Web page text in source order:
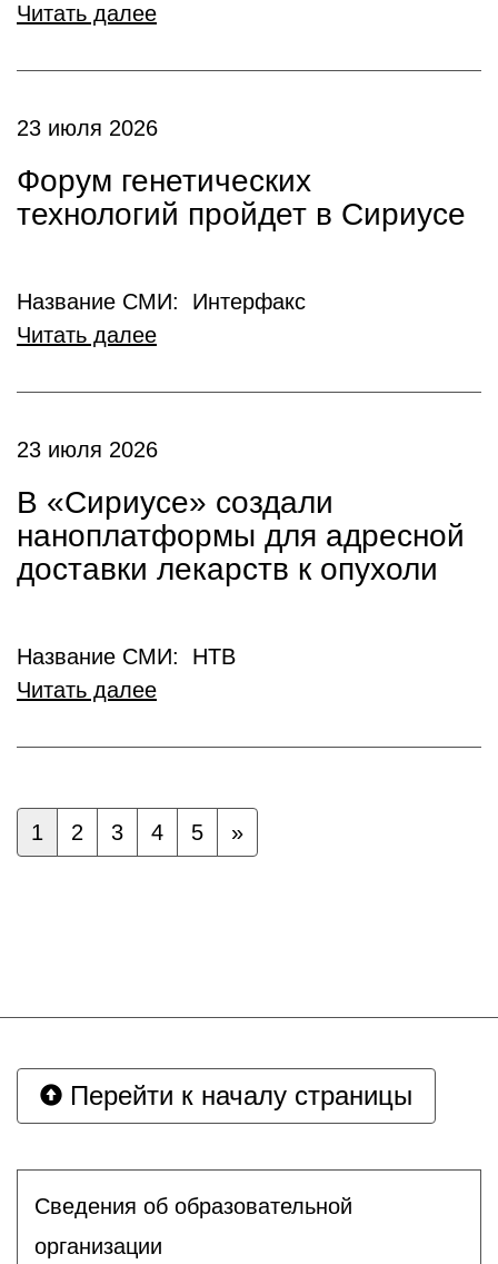
Читать далее
23 июля 2026
Форум генетических
технологий пройдет в Сириусе
Название СМИ: Интерфакс
Читать далее
23 июля 2026
В «Сириусе» создали
наноплатформы для адресной
доставки лекарств к опухоли
Название СМИ: НТВ
Читать далее
1 2 3 4 5 »
Перейти к началу страницы
Сведения об образовательной
организации